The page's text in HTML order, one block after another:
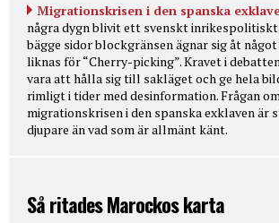
Migrationskrisen i den spanska
några dygn blivit ett svenskt
bägge sidor blockgränsen ägnar sig åt
liknas för “Cherry-picking”. Kravet i
vara att hålla sig till sakläget och ge hela
rimligt i tider med desinformation. Frågan
migrationskrisen i den spanska exklaven är
djupare än vad som är allmänt känt.
Så ritades Marockos karta